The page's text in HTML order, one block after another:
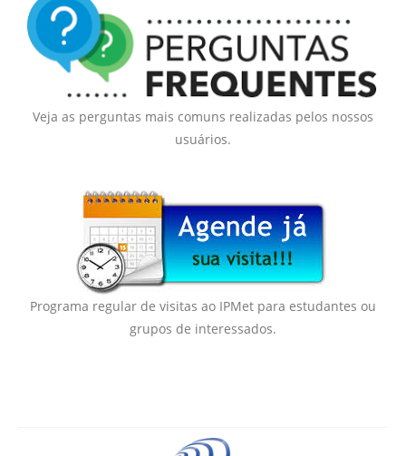
Veja as perguntas mais comuns realizadas pelos nossos
usuários.
Programa regular de visitas ao IPMet para estudantes ou
grupos de interessados.